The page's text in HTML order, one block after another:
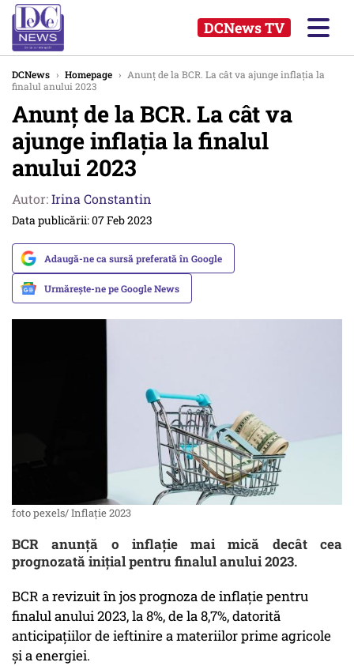
DCNews TV
DCNews › Homepage › Anunț de la BCR. La cât va ajunge inflația la
finalul anului 2023
Anunț de la BCR. La cât va
ajunge inflația la finalul
anului 2023
Autor:Irina Constantin
Data publicării: 07 Feb 2023
Adaugă-ne ca sursă preferată în Google
Urmărește-ne pe Google News
foto pexels/ Inflație 2023
BCR anunță o inflație mai mică decât cea
prognozată inițial pentru finalul anului 2023.
BCR a revizuit în jos prognoza de inflaţie pentru
finalul anului 2023, la 8%, de la 8,7%, datorită
anticipaţiilor de ieftinire a materiilor prime agricole
şi a energiei.